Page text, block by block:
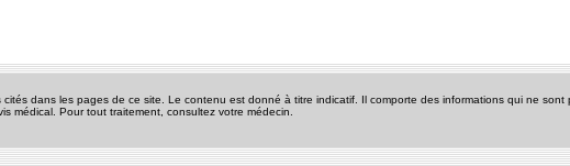
dans les pages de ce site. Le contenu est donné à titre indicatif. Il comporte des informations qui ne sont
médical. Pour tout traitement, consultez votre médecin.